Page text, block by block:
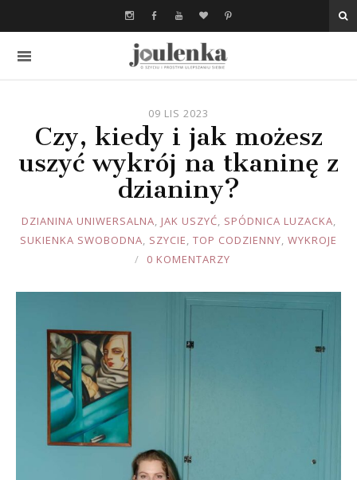
09 LIS 2023
Czy, kiedy i jak możesz
uszyć wykrój na tkaninę z
dzianiny?
JOULE
DZIANINA UNIWERSALNA, JAK USZYĆ, SPÓDNICA LUZACKA,
SUKIENKA SWOBODNA, SZYCIE, TOP CODZIENNY, WYKROJE
0 KOMENTARZY